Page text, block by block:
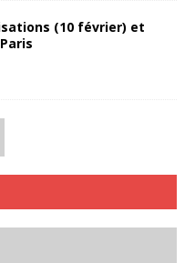
(10 février) et